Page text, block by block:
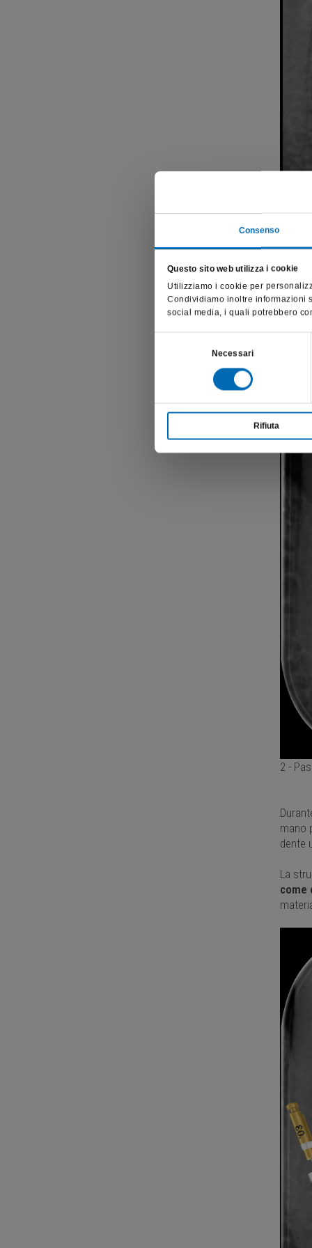
Consenso
Questo sito web utilizza i cookie
Utilizziamo i cookie per
Condividiamo inoltre informazioni
social media, i quali potrebbero
Necessari
Rifiuta
rosso
2 -
mano
dente
La
come